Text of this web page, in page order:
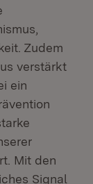
Zudem
verstärkt
ein
Mit den
Signal